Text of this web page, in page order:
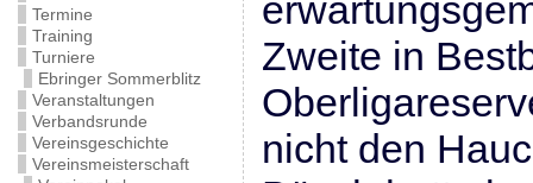
Termine
Training
Turniere
Ebringer Sommerblitz
Veranstaltungen
Verbandsrunde
Vereinsgeschichte
Vereinsmeisterschaft
Zweite in
nicht den